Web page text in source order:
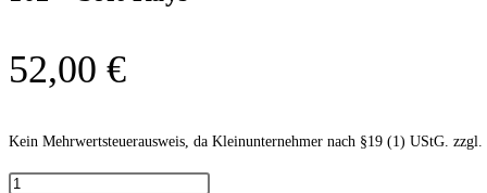
52,00 €
Kein Mehrwertsteuerausweis, da Kleinunternehmer nach §19 (1) UStG. zzgl.
102